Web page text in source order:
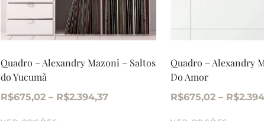
Quadro – Alexandry Mazoni – Saltos
do Yucumã
R$675,02 – R$2.394,37
Quadro – Alexandry
Do Amor
R$675,02 – R$